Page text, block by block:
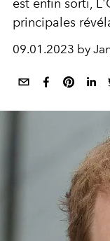
est enfin sorti,
principales
09.01.2023 by